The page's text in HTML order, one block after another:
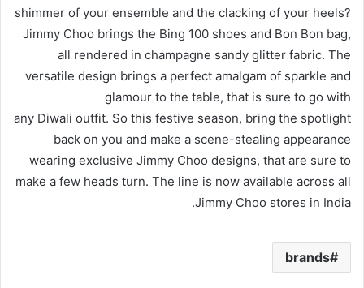
shimmer of your ensemble and the clacking of your heels?
Jimmy Choo brings the Bing 100 shoes and Bon Bon bag,
all rendered in champagne sandy glitter fabric. The
versatile design brings a perfect amalgam of sparkle and
glamour to the table, that is sure to go with
any Diwali outfit. So this festive season, bring the spotlight
back on you and make a scene-stealing appearance
wearing exclusive Jimmy Choo designs, that are sure to
make a few heads turn. The line is now available across all
Jimmy Choo stores in India.
brands